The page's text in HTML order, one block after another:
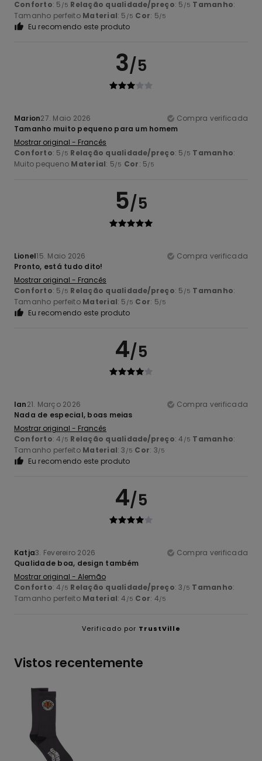
Conforto: 5 /5 Relação qualidade/preço: 5 /5 Tamanho:
Tamanho perfeito Material: 5 /5 Cor: 5/5
Eu recomendo este produto
3/5
Marion27. Maio 2026
Compra verificada
Tamanho muito pequeno para um homem
Mostrar original - Francês
Conforto: 5 /5 Relação qualidade/preço: 5 /5 Tamanho:
Muito pequeno Material: 5/5 Cor: 5/5
5/5
Lionel15. Maio 2026
Compra verificada
Pronto, está tudo dito!
Mostrar original - Francês
Conforto: 5 /5 Relação qualidade/preço: 5 /5 Tamanho:
Tamanho perfeito Material: 5 /5 Cor: 5/5
Eu recomendo este produto
4/5
Ian21. Março 2026
Compra verificada
Nada de especial, boas meias
Mostrar original - Francês
Conforto: 4 /5 Relação qualidade/preço: 4 /5 Tamanho:
Tamanho perfeito Material: 3 /5 Cor: 3/5
Eu recomendo este produto
4/5
Katja3. Fevereiro 2026
Compra verificada
Qualidade boa, design também
Mostrar original - Alemão
Conforto: 4 /5 Relação qualidade/preço: 3 /5 Tamanho:
Tamanho perfeito Material: 4 /5 Cor: 4/5
Verificado por TrustVille
Vistos recentemente